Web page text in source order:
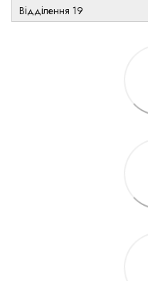
Відділення 19